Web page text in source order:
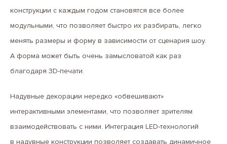
конструкции с каждым годом становятся все более
модульными, что позволяет быстро их разбирать, легко
менять размеры и форму в зависимости от сценария шоу.
А форма может быть очень замысловатой как раз
благодаря 3D-печати.
Надувные декорации нередко «обвешивают»
интерактивными элементами, что позволяет зрителям
взаимодействовать с ними. Интеграция LED-технологий
в надувные конструкции позволяет создавать динамичное